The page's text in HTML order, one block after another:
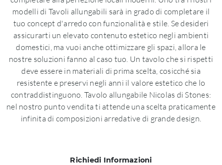
modelli di Tavoli allungabili sarà in grado di completare il
tuo concept d'arredo con funzionalità e stile. Se desideri
assicurarti un elevato contenuto estetico negli ambienti
domestici, ma vuoi anche ottimizzare gli spazi, allora le
nostre soluzioni fanno al caso tuo. Un tavolo che si rispetti
deve essere in materiali di prima scelta, cosicché sia
resistente e preservi negli anni il valore estetico che lo
contraddistinguono. Tavolo allungabile Nicolas di Stones:
nel nostro punto vendita ti attende una scelta praticamente
infinita di composizioni arredative di grande design.
Richiedi Informazioni